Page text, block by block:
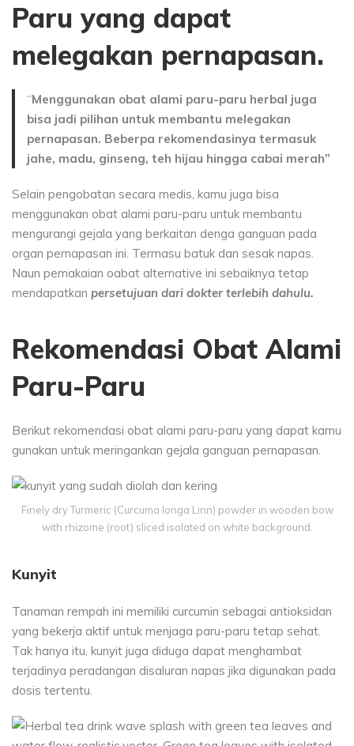
Paru yang dapat
melegakan pernapasan.
“Menggunakan obat alami paru-paru herbal juga
bisa jadi pilihan untuk membantu melegakan
pernapasan. Beberpa rekomendasinya termasuk
jahe, madu, ginseng, teh hijau hingga cabai merah”
Selain pengobatan secara medis, kamu juga bisa
menggunakan obat alami paru-paru untuk membantu
mengurangi gejala yang berkaitan denga ganguan pada
organ pernapasan ini. Termasu batuk dan sesak napas.
Naun pemakaian oabat alternative ini sebaiknya tetap
mendapatkan persetujuan dari dokter terlebih dahulu.
Rekomendasi Obat Alami
Paru-Paru
Berikut rekomendasi obat alami paru-paru yang dapat kamu
gunakan untuk meringankan gejala ganguan pernapasan.
Finely dry Turmeric (Curcuma longa Linn) powder in wooden bow
with rhizome (root) sliced isolated on white background.
Kunyit
Tanaman rempah ini memiliki curcumin sebagai antioksidan
yang bekerja aktif untuk menjaga paru-paru tetap sehat.
Tak hanya itu, kunyit juga diduga dapat menghambat
terjadinya peradangan disaluran napas jika digunakan pada
dosis tertentu.